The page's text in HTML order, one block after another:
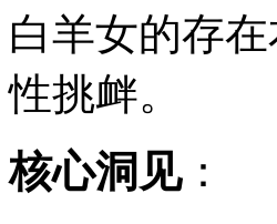
白羊女的存
性挑衅。
核心洞见：